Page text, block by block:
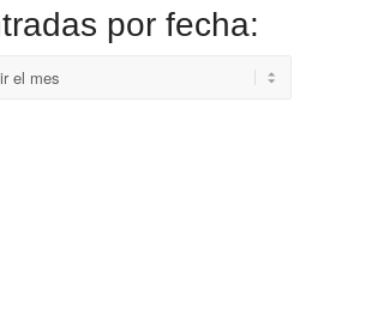
por fecha: